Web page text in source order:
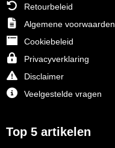
Retourbeleid
Algemene voorwaarden
Cookiebeleid
Privacyverklaring
Disclaimer
Veelgestelde vragen
Top 5 artikelen